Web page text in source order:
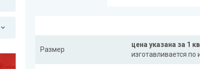
Размер
цена указана за 1
изготавливается